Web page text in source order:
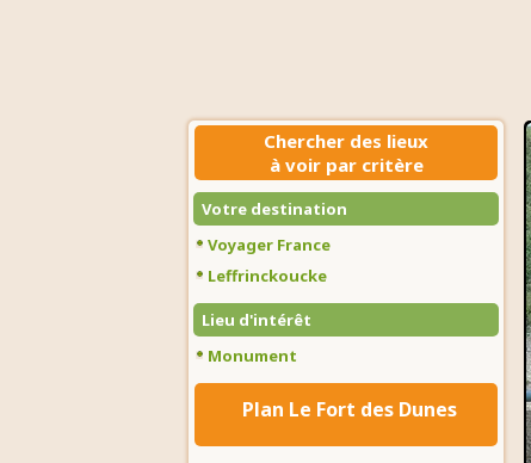
Chercher des lieux
à voir par critère
Votre destination
Voyager France
Leffrinckoucke
Lieu d'intérêt
Monument
Plan Le Fort des Dunes